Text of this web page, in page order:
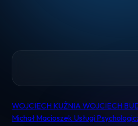
Home
Pomoc
Nawigacja
WOJCIECH KUŹNIA WOJCIECH
Michał Macioszek Usługi